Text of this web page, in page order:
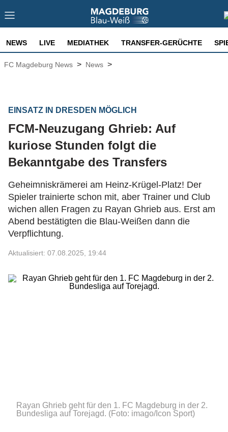
NEWS LIVE MEDIATHEK TRANSFER-GERÜCHTE
FC Magdeburg News > News >
EINSATZ IN DRESDEN MÖGLICH
FCM-Neuzugang Ghrieb: Auf
kuriose Stunden folgt die
Bekanntgabe des Transfers
Geheimniskrämerei am Heinz-Krügel-Platz! Der
Spieler trainierte schon mit, aber Trainer und Club
wichen allen Fragen zu Rayan Ghrieb aus. Erst am
Abend bestätigten die Blau-Weißen dann die
Verpflichtung.
Aktualisiert: 07.08.2025, 19:44
Rayan Ghrieb geht für den 1. FC Magdeburg in der 2.
Bundesliga auf Torejagd. (Foto: imago/Icon Sport)